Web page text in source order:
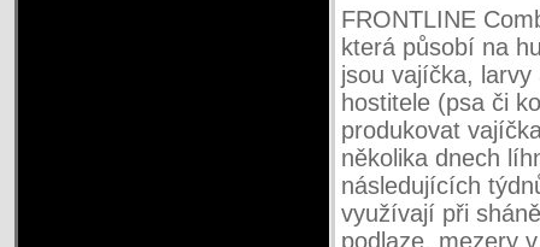
FRONTLINE
která působí na
jsou vajíčka,
hostitele (psa či
produkovat
několika dnech
následujících
využívají při
podlaze, mezery